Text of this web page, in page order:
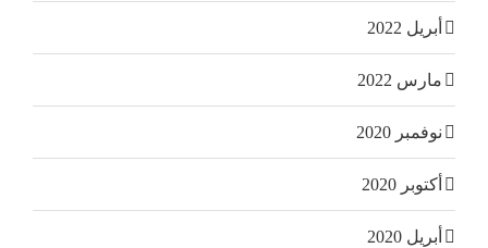
أبريل 2022
مارس 2022
نوفمبر 2020
أكتوبر 2020
أبريل 2020